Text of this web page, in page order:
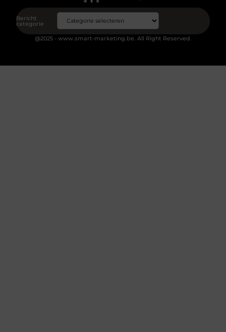
Bericht
categorie
@2025 - www.smart-marketing.be. All Right Reserved.